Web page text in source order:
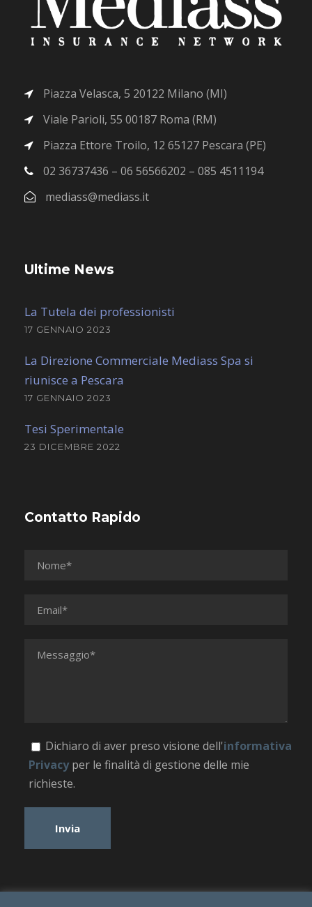
Piazza Velasca, 5 20122 Milano (MI)
Viale Parioli, 55 00187 Roma (RM)
Piazza Ettore Troilo, 12 65127 Pescara (PE)
02 36737436 – 06 56566202 – 085 4511194
mediass@mediass.it
Ultime News
La Tutela dei professionisti
17 GENNAIO 2023
La Direzione Commerciale Mediass Spa si
riunisce a Pescara
17 GENNAIO 2023
Tesi Sperimentale
23 DICEMBRE 2022
Contatto Rapido
Dichiaro di aver preso visione dell'informativa
Privacyper le finalità di gestione delle mie
richieste.